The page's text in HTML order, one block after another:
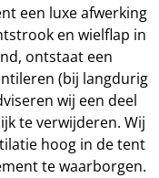
een luxe afwerking
en wielflap in
ontstaat een
(bij langdurig
wij een deel
te verwijderen. Wij
hoog in de tent
te waarborgen.